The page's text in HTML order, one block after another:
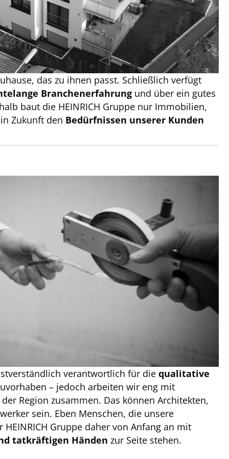
das zu ihnen passt. Schließlich verfügt
Branchenerfahrung und über ein gutes
baut die HEINRICH Gruppe nur Immobilien,
Zukunft den Bedürfnissen unserer Kunden
verantwortlich für die qualitative
– jedoch arbeiten wir eng mit
Region zusammen. Das können Architekten,
sein. Eben Menschen, die unsere
Gruppe daher von Anfang an mit
tatkräftigen Händen zur Seite stehen.